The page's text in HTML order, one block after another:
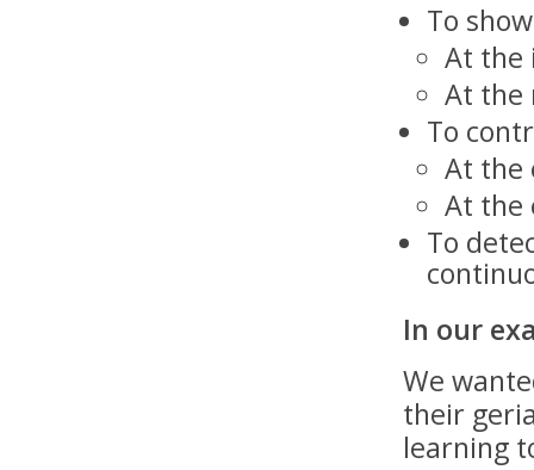
To
At the
At the
To
At the
At the
To
In our
We
their
learning